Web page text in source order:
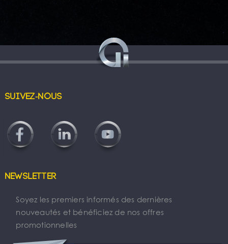
Suivez-nous
Newsletter
Soyez les premiers informés des dernières
nouveautés et bénéficiez de nos offres
promotionnelles